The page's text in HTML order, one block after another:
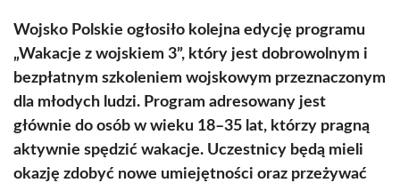
Wojsko Polskie ogłosiło kolejna edycję programu
„Wakacje z wojskiem 3”, który jest dobrowolnym i
bezpłatnym szkoleniem wojskowym przeznaczonym
dla młodych ludzi. Program adresowany jest
głównie do osób w wieku 18–35 lat, którzy pragną
aktywnie spędzić wakacje. Uczestnicy będą mieli
okazję zdobyć nowe umiejętności oraz przeżywać